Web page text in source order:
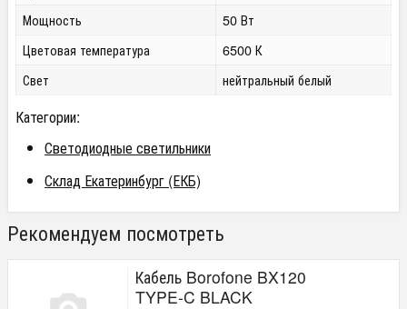
Мощность
50 Вт
Цветовая температура
6500 К
Свет
нейтральный белый
Категории:
Светодиодные светильники
Склад Екатеринбург (ЕКБ)
Рекомендуем посмотреть
Кабель Borofone BX120
TYPE-C BLACK